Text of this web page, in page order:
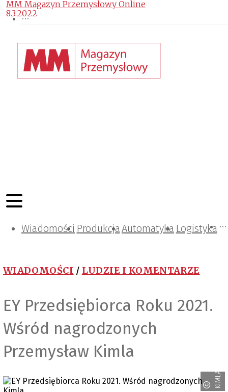
Wiadomości ProdukcjaAutomatyka Logistyka
Projektowanie i konstrukcje
Zarządzanie i IT
Tematy specjalne
WIADOMOŚCI / LUDZIE I KOMENTARZE
EY Przedsiębiorca Roku 2021.
Wśród nagrodzonych
Przemysław Kimla
KIMLA
MM Magazyn Przemysłowy Online
8.3.2022